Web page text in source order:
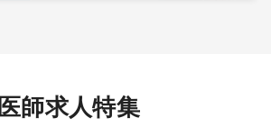
医師求人特集